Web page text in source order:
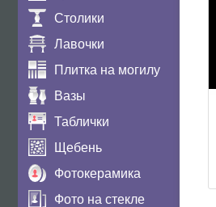
Столики
Лавочки
Плитка на могилу
Вазы
Таблички
Щебень
Фотокерамика
Фото на стекле